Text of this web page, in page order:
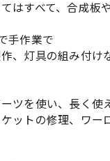
はすべて、合成板
手作業で
、灯具の組み付け
ツを使い、長く使
ットの修理、ワー